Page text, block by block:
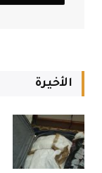
الأخيرة